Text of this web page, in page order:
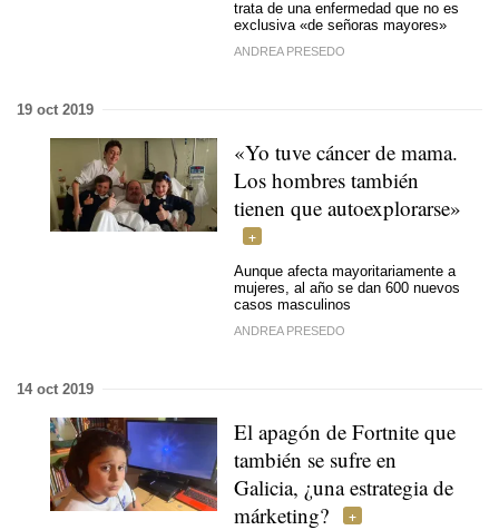
trata de una enfermedad que no es
exclusiva «de señoras mayores»
ANDREA PRESEDO
19 oct 2019
«Yo tuve cáncer de mama.
Los hombres también
tienen que autoexplorarse»
Aunque afecta mayoritariamente a
mujeres, al año se dan 600 nuevos
casos masculinos
ANDREA PRESEDO
14 oct 2019
El apagón de Fortnite que
también se sufre en
Galicia, ¿una estrategia de
márketing?